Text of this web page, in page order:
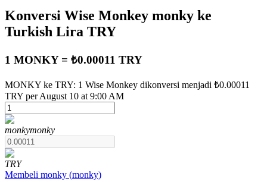
USDT Berjangka
Kontrak berjangka menggunakan USDT sebagai jaminannya
Konversi Wise Monkey monky ke
Turkish Lira TRY
1 MONKY = ₺0.00011 TRY
MONKY ke TRY: 1 Wise Monkey dikonversi menjadi ₺0.00011
TRY per August 10 at 9:00 AM
monkymonky
TRY
Membeli monky (monky)